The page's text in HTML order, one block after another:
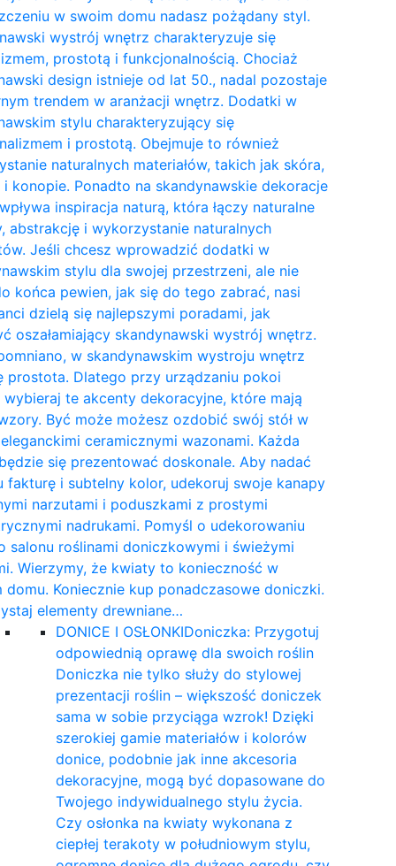
w swoim domu nadasz pożądany styl.
wystrój wnętrz charakteryzuje się
prostotą i funkcjonalnością. Chociaż
design istnieje od lat 50., nadal pozostaje
trendem w aranżacji wnętrz. Dodatki w
stylu charakteryzujący się
i prostotą. Obejmuje to również
naturalnych materiałów, takich jak skóra,
konopie. Ponadto na skandynawskie dekoracje
inspiracja naturą, która łączy naturalne
abstrakcję i wykorzystanie naturalnych
Jeśli chcesz wprowadzić dodatki w
stylu dla swojej przestrzeni, ale nie
końca pewien, jak się do tego zabrać, nasi
dzielą się najlepszymi poradami, jak
oszałamiający skandynawski wystrój wnętrz.
w skandynawskim wystroju wnętrz
prostota. Dlatego przy urządzaniu pokoi
wybieraj te akcenty dekoracyjne, które mają
Być może możesz ozdobić swój stół w
ceramicznymi wazonami. Każda
się prezentować doskonale. Aby nadać
fakturę i subtelny kolor, udekoruj swoje kanapy
narzutami i poduszkami z prostymi
nadrukami. Pomyśl o udekorowaniu
salonu roślinami doniczkowymi i świeżymi
Wierzymy, że kwiaty to konieczność w
domu. Koniecznie kup ponadczasowe doniczki.
elementy drewniane…
DONICE I OSŁONKIDoniczka: Przygotuj
odpowiednią oprawę dla swoich roślin
Doniczka nie tylko służy do stylowej
prezentacji roślin – większość doniczek
sama w sobie przyciąga wzrok! Dzięki
szerokiej gamie materiałów i kolorów
donice, podobnie jak inne akcesoria
dekoracyjne, mogą być dopasowane do
Twojego indywidualnego stylu życia.
Czy osłonka na kwiaty wykonana z
ciepłej terakoty w południowym stylu,